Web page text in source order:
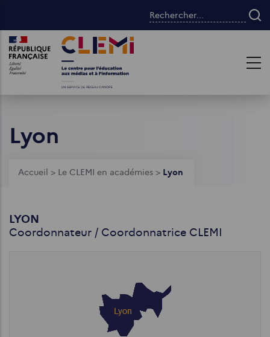
contenu
principal
Rechercher...
Images Images
Lyon
Fil
Accueil > Le CLEMI en académies > Lyon
LYON
Coordonnateur / Coordonnatrice CLEMI